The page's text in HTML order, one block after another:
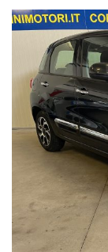
Per visionare il
ulteriori
(anche WhatsApp)
Il veicolo viene
GARANZIA
REALI
vengono
comunicate su
con la dicitura
concessionari/
Possibilità
Rc Auto,
Se volete
solo giorno è